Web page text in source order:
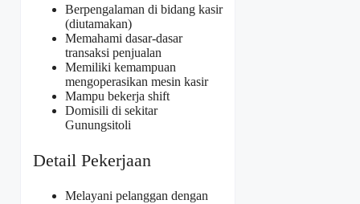
Berpengalaman di bidang kasir
(diutamakan)
Memahami dasar-dasar
transaksi penjualan
Memiliki kemampuan
mengoperasikan mesin kasir
Mampu bekerja shift
Domisili di sekitar
Gunungsitoli
Detail Pekerjaan
Melayani pelanggan dengan